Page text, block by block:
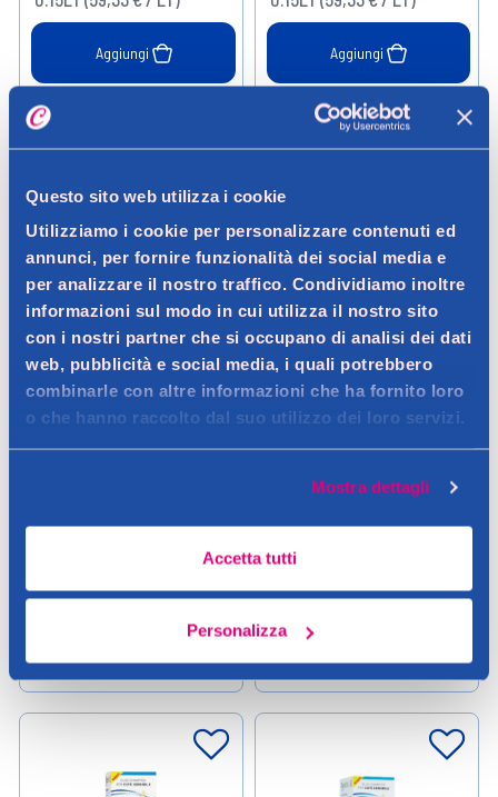
Questo sito web utilizza i cookie
Utilizziamo i cookie per personalizzare contenuti ed
annunci, per fornire funzionalità dei social media e
per analizzare il nostro traffico. Condividiamo inoltre
informazioni sul modo in cui utilizza il nostro sito
con i nostri partner che si occupano di analisi dei dati
web, pubblicità e social media, i quali potrebbero
combinarle con altre informazioni che ha fornito loro
o che hanno raccolto dal suo utilizzo dei loro servizi.
Mostra dettagli
Accetta tutti
Personalizza
Aggiungi
Help
Verifica disp. in negozio
Aggiungi
Verifica disp. in negozio
Restiv Oil
15,00 €
Help
Verifica disp. in negozio
Restiv Oil
15,00 €
0.25LT (60,00 € / LT)
Help
Verifica disp. in negozio